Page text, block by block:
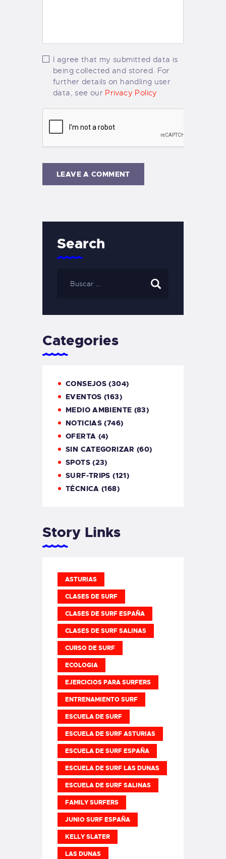
I agree that my submitted data is
being collected and stored. For
further details on handling user
data, see our Privacy Policy
Search
Categories
CONSEJOS (304)
EVENTOS (163)
MEDIO AMBIENTE (83)
NOTICIAS (746)
OFERTA (4)
SIN CATEGORIZAR (60)
SPOTS(23)
SURF-TRIPS (121)
TÉCNICA (168)
Story Links
ASTURIAS
CLASES DE SURF
CLASES DE SURF ESPAÑA
CLASES DE SURF SALINAS
CURSO DE SURF
ECOLOGIA
EJERCICIOS PARA SURFERS
ENTRENAMIENTO SURF
ESCUELA DE SURF
ESCUELA DE SURF ASTURIAS
ESCUELA DE SURF ESPAÑA
ESCUELA DE SURF LAS DUNAS
ESCUELA DE SURF SALINAS
FAMILY SURFERS
JUNIO SURF ESPAÑA
KELLY SLATER
LAS DUNAS